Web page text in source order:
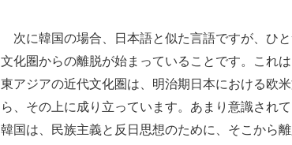
次に韓国の場合、日本語と似た言語ですが、ひ
文化圏からの離脱が始まっていることです。これ
東アジアの近代文化圏は、明治期日本における欧
ら、その上に成り立っています。あまり意識され
韓国は、民族主義と反日思想のために、そこから